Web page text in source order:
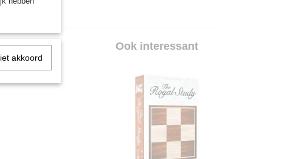
Ook interessant
akkoord